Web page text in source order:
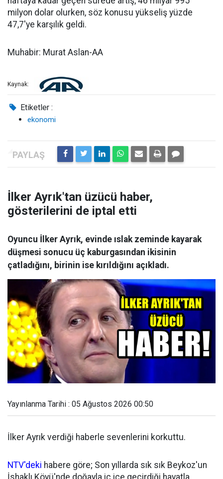
milyon dolar olurken, söz konusu yükseliş yüzde
47,7'ye karşılık geldi.
Muhabir: Murat Aslan-AA
Kaynak:
Etiketler :
ekonomi
İlker Ayrık'tan üzücü haber,
gösterilerini de iptal etti
Oyuncu İlker Ayrık, evinde ıslak zeminde kayarak
düşmesi sonucu üç kaburgasından ikisinin
çatladığını, birinin ise kırıldığını açıkladı.
Yayınlanma Tarihi : 05 Ağustos 2026 00:50
İlker Ayrık verdiği haberle sevenlerini korkuttu.
NTV'deki habere göre; Son yıllarda sık sık Beykoz'un
İshaklı Köyü'nde doğayla iç içe geçirdiği hayatla